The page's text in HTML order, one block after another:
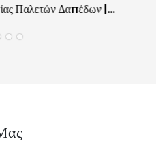
Παλετών Δαπέδων |